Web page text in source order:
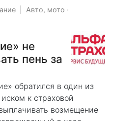
Авто, мото ·
не
пень за
обратился в один из
к страховой
возмещение